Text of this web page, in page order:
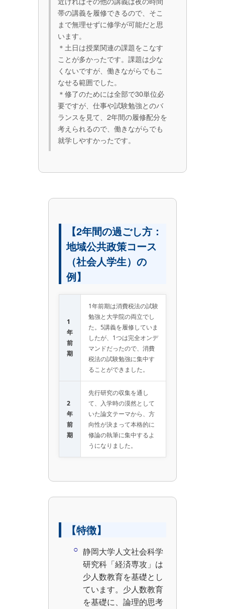
帯の講義を履修できるので、そこ
まで無理せずに修学が可能だと思
います。
＊土日は授業関連の課題をこなす
ことが多かったです。課題は少な
くないですが、働きながらでもこ
なせる範囲でした。
＊修了のためには全部で30単位必
要ですが、仕事や試験勉強とのバ
ランスを見て、2年間の履修配分を
考えられるので、働きながらでも
就学しやすかったです。
【2年間の過ごし方：
地域公共政策コース
（社会人学生）の
例】
1
年
前
期
1年前期は消費税法の試験
勉強と大学院の両立でし
た。5講義を履修していま
したが、1つは完全オンデ
マンドだったので、消費
税法の試験勉強に集中す
ることができました。
2
年
前
期
先行研究の収集を通し
て、入学時の漠然として
いた論文テーマから、方
向性が決まって本格的に
修論の執筆に集中するよ
うになりました。
【特徴】
静岡大学人文社会科学
研究科「経済専攻」は
少人数教育を基礎とし
ています。少人数教育
を基礎に、論理的思考